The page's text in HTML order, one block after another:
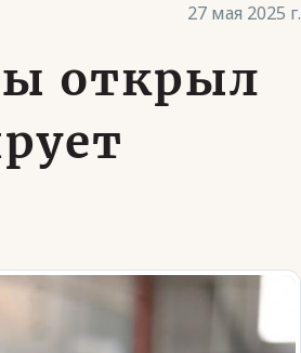
27 мая 2025 г.
открыл